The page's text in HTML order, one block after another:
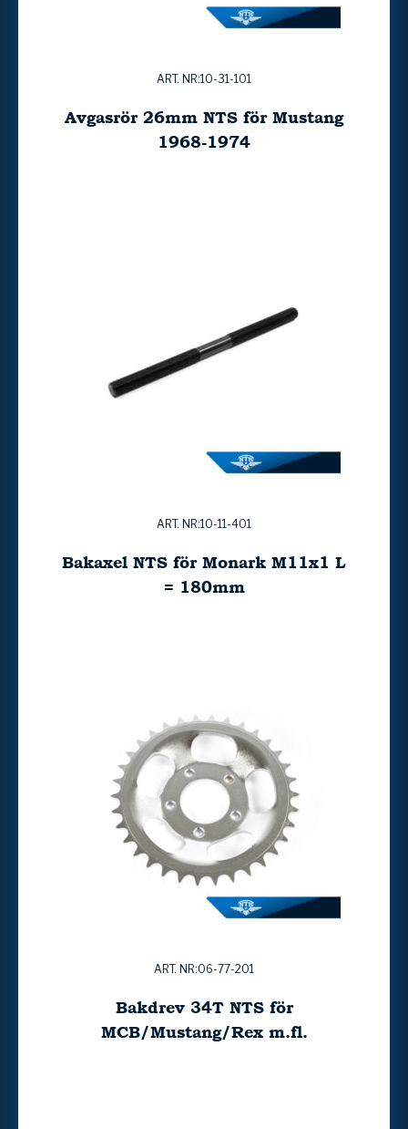
ART. NR:10-31-101
Avgasrör 26mm NTS för Mustang
1968-1974
ART. NR:10-11-401
Bakaxel NTS för Monark M11x1 L
= 180mm
ART. NR:06-77-201
Bakdrev 34T NTS för
MCB/Mustang/Rex m.fl.